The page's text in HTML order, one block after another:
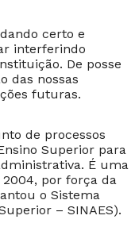
certo e
interferindo
De posse
das nossas
futuras.
de processos
Superior para
É uma
2004, por força da
o Sistema
– SINAES).